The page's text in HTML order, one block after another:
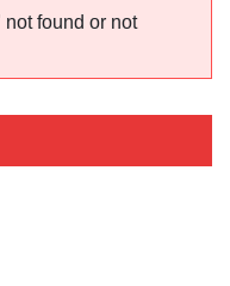
found or not